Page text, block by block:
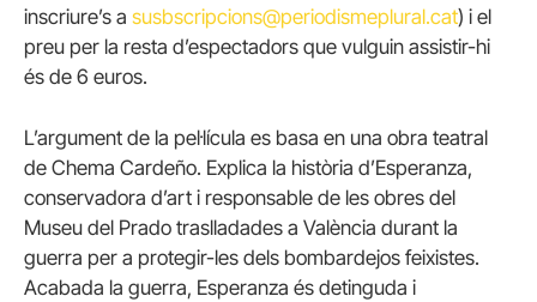
inscriure’s a susbscripcions@periodismeplural.cat) i el
preu per la resta d’espectadors que vulguin assistir-hi
és de 6 euros.
L’argument de la pel·lícula es basa en una obra teatral
de Chema Cardeño. Explica la història d’Esperanza,
conservadora d’art i responsable de les obres del
Museu del Prado traslladades a València durant la
guerra per a protegir-les dels bombardejos feixistes.
Acabada la guerra, Esperanza és detinguda i